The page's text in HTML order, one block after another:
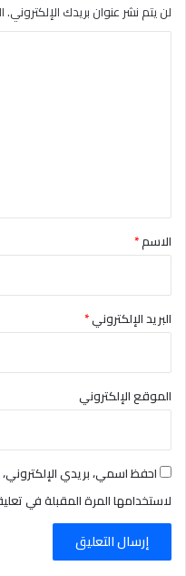
لن يتم نشر عنوان بريدك الإلكتروني.
*الاسم*
البريد الإلكتروني*
الموقع الإلكتروني
احفظ اسمي، بريدي
لاستخدامها المرة المقبلة في